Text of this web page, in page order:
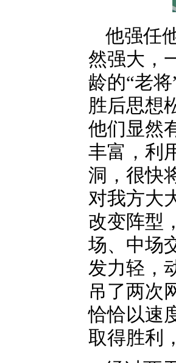
他强任
然强大，
龄的“老
胜后思想
他们显然
丰富，利
洞，很快
对我方大
改变阵型
场、中场
发力轻，
吊了两次
恰恰以速
取得胜利